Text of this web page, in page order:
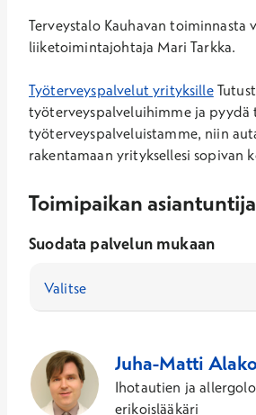
Terveystalo Kauhavan toiminnasta
liiketoimintajohtaja Mari Tarkka.
Työterveyspalvelut yrityksille
työterveyspalveluihimme ja pyydä
työterveyspalveluistamme, niin
rakentamaan yrityksellesi sopivan
Toimipaikan
Suodata palvelun mukaan
Valitse
Juha-Matti
Ihotautien ja
erikoislääkäri